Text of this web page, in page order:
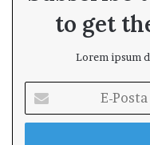
to get
Lorem ipsum
P